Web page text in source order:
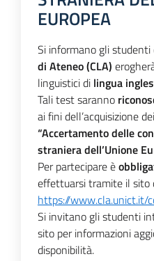
EUROPEA
Si informano gli studenti
di Ateneo (CLA)
linguistici di lingua
Tali test saranno
ai fini dell’acquisizione dei
“Accertamento delle
straniera dell’Unione
Per partecipare è
effettuarsi tramite il sito
https://
Si invitano gli studenti
sito per informazioni
disponibilità.